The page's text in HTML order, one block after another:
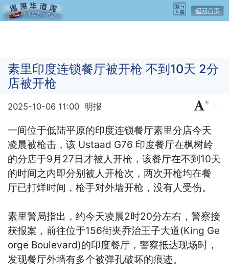
素里印度连锁餐厅被开枪 不到10天 2分
店被开枪
2025-10-06 11:00 明报 +
一间位于低陆平原的印度连锁餐厅素里分店今天
凌晨被枪击，该 Ustaad G76 印度餐厅在枫树岭
的分店于9月27日才被人开枪，该餐厅在不到10天
的时间之内即分别被人开枪次，两次开枪均在餐
厅已打烊时间，枪手对外墙开枪，没有人受伤。
素里警局指出，约今天凌晨2时20分左右，警察接
获报案，前往位于156街夹乔治王子大道(King Ge
orge Boulevard)的印度餐厅，警察抵达现场时，
发现餐厅外墙有多个被弹孔破坏的痕迹。